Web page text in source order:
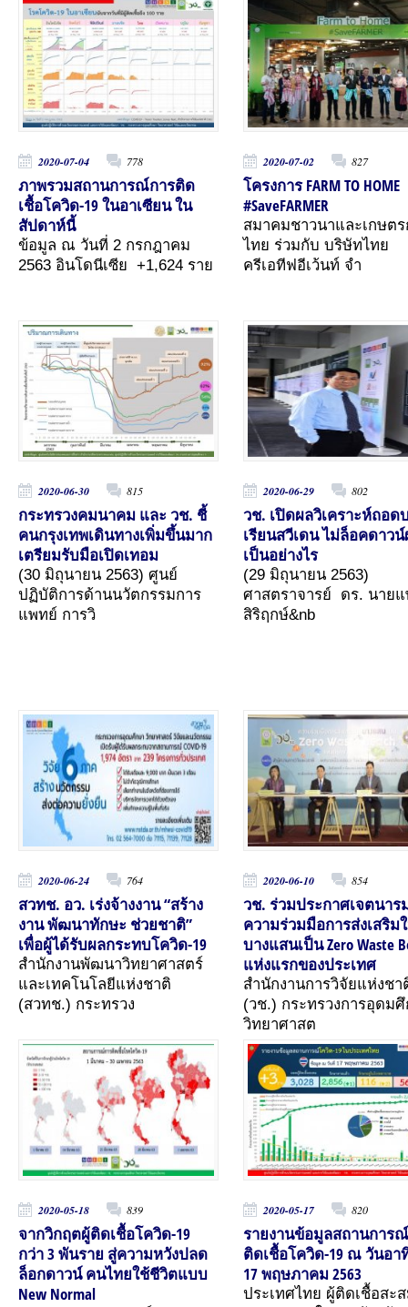
2020-07-04 778
ภาพรวมสถานการณ์การติด
เชื้อโควิด-19 ในอาเซียน ใน
สัปดาห์นี้
ข้อมูล ณ วันที่ 2 กรกฎาคม
2563 อินโดนีเซีย +1,624 ราย
2020-07-02 827
โครงการ FARM TO HOME
#SaveFARMER
สมาคมชาวนาและเกษตร
ไทย ร่วมกับ บริษัทไทย
ครีเอทีฟอีเว้นท์ จำ
2020-06-30 815
กระทรวงคมนาคม และ วช. ชี้
คนกรุงเทพเดินทางเพิ่มขึ้นมาก
เตรียมรับมือเปิดเทอม
(30 มิถุนายน 2563) ศูนย์
ปฏิบัติการด้านนวัตกรรมการ
แพทย์ การวิ
2020-06-29 802
วช. เปิดผลวิเคราะห์ถอด
เรียนสวีเดน ไม่ล็อคดาว
เป็นอย่างไร
(29 มิถุนายน 2563)
ศาสตราจารย์ ดร. นาย
สิริฤกษ์&nb
2020-06-24 764
สวทช. อว. เร่งจ้างงาน “สร้าง
งาน พัฒนาทักษะ ช่วยชาติ”
เพื่อผู้ได้รับผลกระทบโควิด-19
สำนักงานพัฒนาวิทยาศาสตร์
และเทคโนโลยีแห่งชาติ
(สวทช.) กระทรวง
2020-06-10 854
วช. ร่วมประกาศเจตนา
ความร่วมมือการส่งเสริม
บางแสนเป็น Zero Waste
แห่งแรกของประเทศ
สำนักงานการวิจัยแห่งชา
(วช.) กระทรวงการอุดม
วิทยาศาสต
2020-05-18 839
จากวิกฤตผู้ติดเชื้อโควิด-19
กว่า 3 พันราย สู่ความหวังปลด
ล็อกดาวน์ คนไทยใช้ชีวิตแบบ
New Normal
2020-05-17 820
รายงานข้อมูลสถานการ
ติดเชื้อโควิด-19 ณ วันอา
17 พฤษภาคม 2563
ประเทศไทย ผู้ติดเชื้อสะ